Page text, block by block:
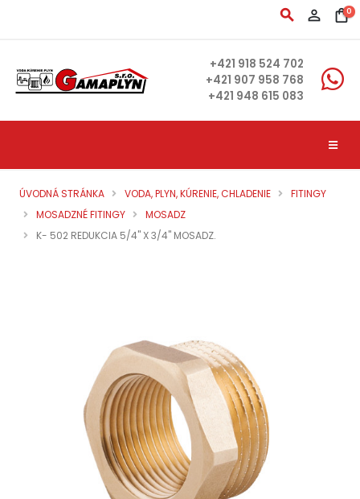
search person_outline shopping_bag0
+421 918 524 702
+421 907 958 768
+421 948 615 083
ÚVODNÁ STRÁNKA VODA, PLYN, KÚRENIE, CHLADENIE
FITINGY
MOSADZNÉ FITINGY
MOSADZ
K- 502 REDUKCIA 5/4" X 3/4" MOSADZ.